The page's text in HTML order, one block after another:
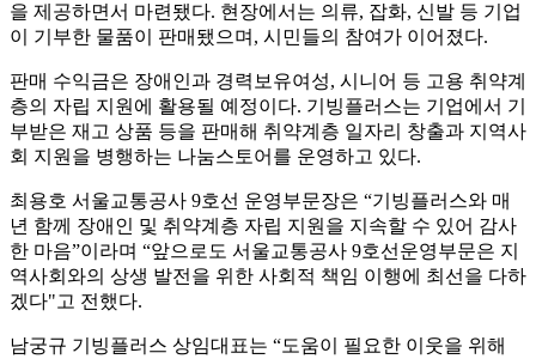
을 제공하면서 마련됐다. 현장에서는 의류, 잡화, 신발 등 기업
이 기부한 물품이 판매됐으며, 시민들의 참여가 이어졌다.
판매 수익금은 장애인과 경력보유여성, 시니어 등 고용 취약계
층의 자립 지원에 활용될 예정이다. 기빙플러스는 기업에서 기
부받은 재고 상품 등을 판매해 취약계층 일자리 창출과 지역사
회 지원을 병행하는 나눔스토어를 운영하고 있다.
최용호 서울교통공사 9호선 운영부문장은 “기빙플러스와 매
년 함께 장애인 및 취약계층 자립 지원을 지속할 수 있어 감사
한 마음”이라며 “앞으로도 서울교통공사 9호선운영부문은 지
역사회와의 상생 발전을 위한 사회적 책임 이행에 최선을 다하
겠다"고 전했다.
남궁규 기빙플러스 상임대표는 “도움이 필요한 이웃을 위해